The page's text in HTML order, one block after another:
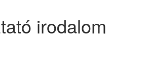
irodalom